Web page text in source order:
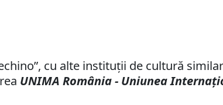
cu alte instituţii de cultură
UNIMA România - Uniunea